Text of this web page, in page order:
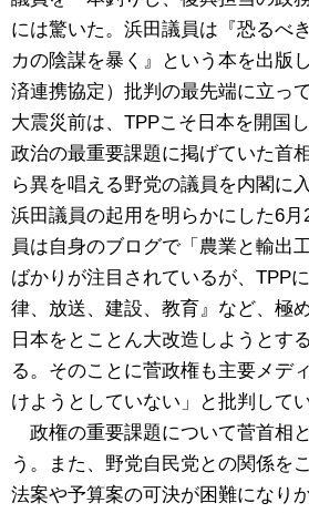
には驚いた。浜田議員は『恐るべ
カの陰謀を暴く』という本を出版
済連携協定）批判の最先端に立っ
大震災前は、TPPこそ日本を開国
政治の最重要課題に掲げていた首
ら異を唱える野党の議員を内閣に
浜田議員の起用を明らかにした6
員は自身のブログで「農業と輸出
ばかりが注目されているが、TPP
律、放送、建設、教育』など、極
日本をとことん大改造しようとす
る。そのことに菅政権も主要メデ
けようとしていない」と批判してい
政権の重要課題について菅首相
う。また、野党自民党との関係を
法案や予算案の可決が困難になり